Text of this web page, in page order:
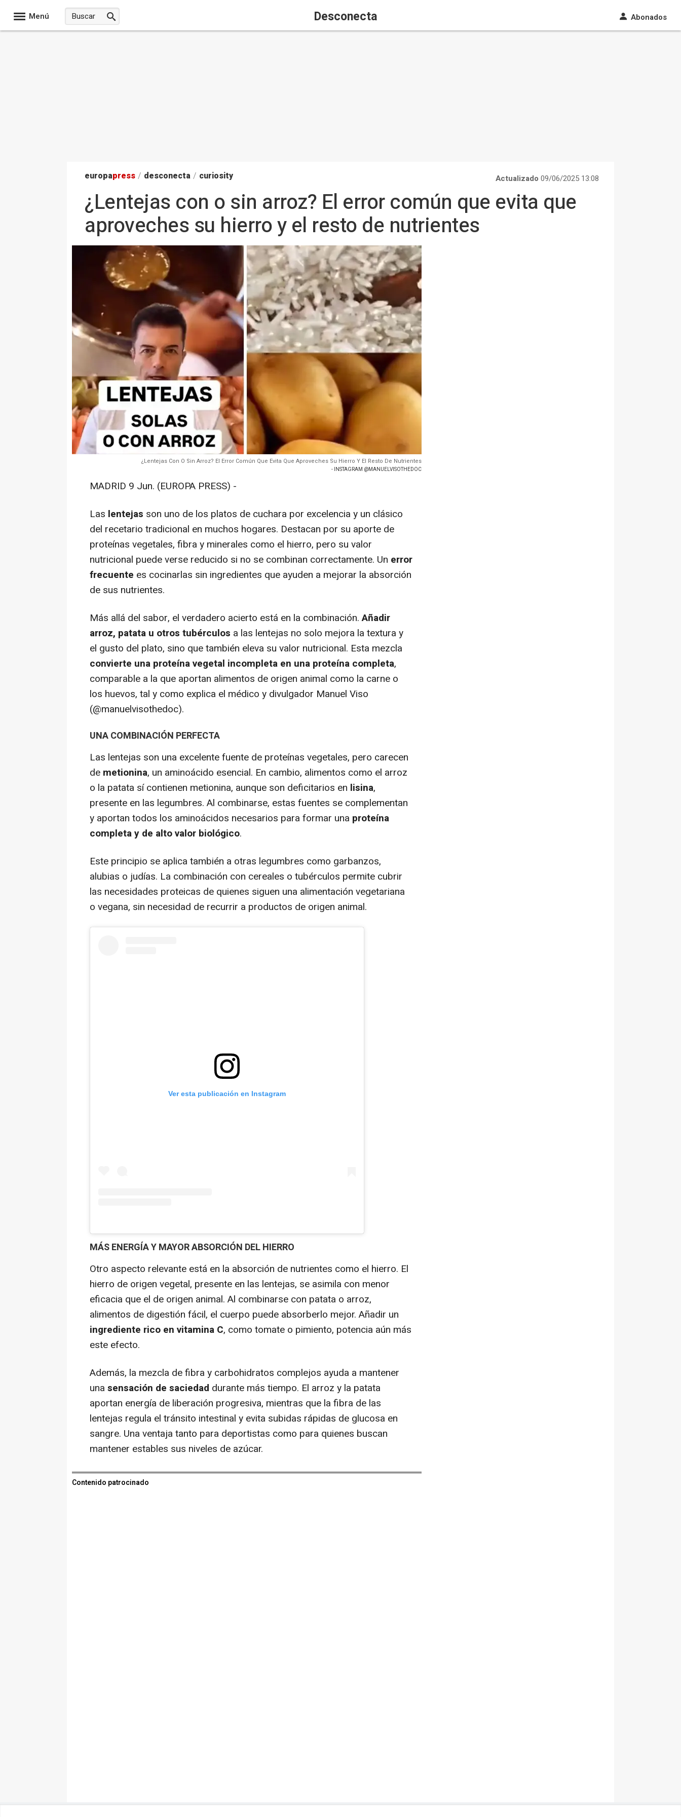
Menú Desconecta Abonados
europapress / desconecta / curiosity Actualizado 09/06/2025 13:08
¿Lentejas con o sin arroz? El error común que evita que
aproveches su hierro y el resto de nutrientes
¿Lentejas Con O Sin Arroz? El Error Común Que Evita Que Aproveches Su Hierro Y El Resto De Nutrientes
- INSTAGRAM @MANUELVISOTHEDOC
MADRID 9 Jun. (EUROPA PRESS) -
Las lentejas son uno de los platos de cuchara por excelencia y un clásico
del recetario tradicional en muchos hogares. Destacan por su aporte de
proteínas vegetales, fibra y minerales como el hierro, pero su valor
nutricional puede verse reducido si no se combinan correctamente. Un error
frecuente es cocinarlas sin ingredientes que ayuden a mejorar la absorción
de sus nutrientes.
Más allá del sabor, el verdadero acierto está en la combinación.Añadir
arroz, patata u otros tubérculos a las lentejas no solo mejora la textura y
el gusto del plato, sino que también eleva su valor nutricional. Esta mezcla
convierte una proteína vegetal incompleta en una proteína completa,
comparable a la que aportan alimentos de origen animal como la carne o
los huevos, tal y como explica el médico y divulgador Manuel Viso
(@manuelvisothedoc).
UNA COMBINACIÓN PERFECTA
Las lentejas son una excelente fuente de proteínas vegetales, pero carecen
de metionina, un aminoácido esencial. En cambio, alimentos como el arroz
o la patata sí contienen metionina, aunque son deficitarios en lisina,
presente en las legumbres. Al combinarse, estas fuentes se complementan
y aportan todos los aminoácidos necesarios para formar una proteína
completa y de alto valor biológico.
Este principio se aplica también a otras legumbres como garbanzos,
alubias o judías. La combinación con cereales o tubérculos permite cubrir
las necesidades proteicas de quienes siguen una alimentación vegetariana
o vegana, sin necesidad de recurrir a productos de origen animal.
Ver esta publicación en Instagram
MÁS ENERGÍA Y MAYOR ABSORCIÓN DEL HIERRO
Otro aspecto relevante está en la absorción de nutrientes como el hierro. El
hierro de origen vegetal, presente en las lentejas, se asimila con menor
eficacia que el de origen animal. Al combinarse con patata o arroz,
alimentos de digestión fácil, el cuerpo puede absorberlo mejor. Añadir un
ingrediente rico en vitamina C, como tomate o pimiento, potencia aún más
este efecto.
Además, la mezcla de fibra y carbohidratos complejos ayuda a mantener
una sensación de saciedad durante más tiempo. El arroz y la patata
aportan energía de liberación progresiva, mientras que la fibra de las
lentejas regula el tránsito intestinal y evita subidas rápidas de glucosa en
sangre. Una ventaja tanto para deportistas como para quienes buscan
mantener estables sus niveles de azúcar.
Contenido patrocinado